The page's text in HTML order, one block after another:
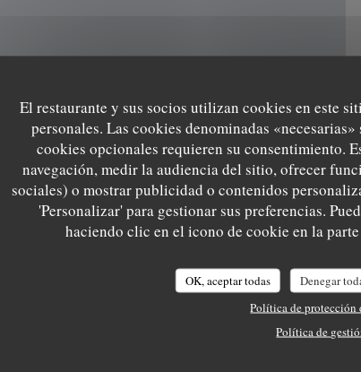
El restaurante y sus socios utilizan cookies en este
personales. Las cookies denominadas
cookies opcionales requieren su consentimiento.
navegación, medir la audiencia del sitio, ofrecer
sociales) o mostrar publicidad o contenidos
'Personalizar' para gestionar sus preferencias.
haciendo clic en el icono de cookie en la
OK, aceptar todas Denegar
Política de protección
Política de
Mapa y
Grand Place 15
069 84